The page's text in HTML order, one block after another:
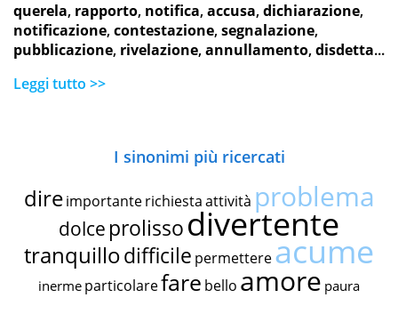
querela, rapporto, notifica,accusa,dichiarazione,
notificazione,contestazione,segnalazione,
pubblicazione, rivelazione,annullamento,disdetta...
Leggi tutto >>
I sinonimi più ricercati
dire importante richiestaattività problema
dolce prolissodivertente
tranquillodifficile permettereacume
inerme particolarefare bello amore paura